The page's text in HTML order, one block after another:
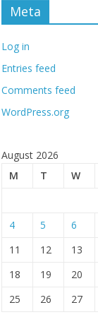
Meta
Log in
Entries feed
Comments feed
WordPress.org
August 2026
M
T W
4
5 6
11
12 13
18
19 20
25
26 27